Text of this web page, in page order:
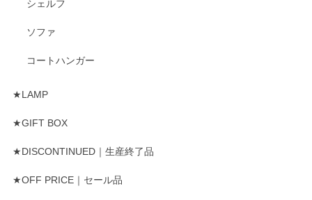
シェルフ
ソファ
コートハンガー
★LAMP
★GIFT BOX
★DISCONTINUED｜生産終了品
★OFF PRICE｜セール品